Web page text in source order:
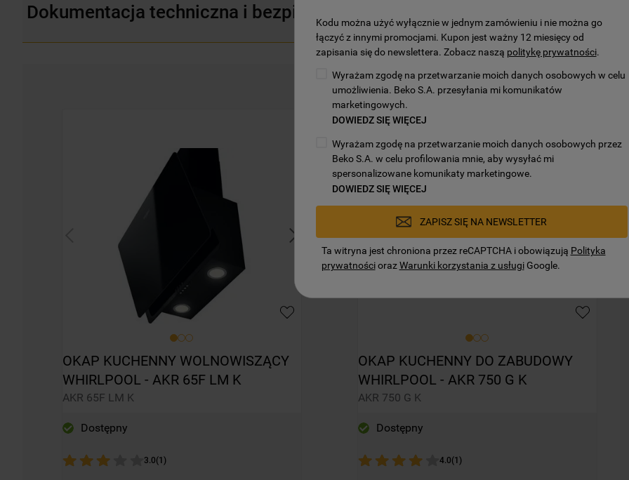
Dokumentacja techniczna i bezpieczeństwa
Mogą Cię zainteresować również:
OKAP KUCHENNY WOLNOWISZĄCY
WHIRLPOOL - AKR 65F LM K
AKR 65F LM K
Dostępny
3.0(1)
OKAP KUCHENNY DO ZABUDOWY
WHIRLPOOL - AKR 750 G K
AKR 750 G K
Dostępny
4.0(1)
Kodu można użyć wyłącznie w jednym zamówieniu i nie można go
łączyć z innymi promocjami. Kupon jest ważny 12 miesięcy od
zapisania się do newslettera. Zobacz naszą politykę prywatności.
Wyrażam zgodę na przetwarzanie moich danych osobowych w celu
umożliwienia. Beko S.A. przesyłania mi komunikatów
marketingowych.
DOWIEDZ SIĘ WIĘCEJ
Wyrażam zgodę na przetwarzanie moich danych osobowych przez
Beko S.A. w celu profilowania mnie, aby wysyłać mi
spersonalizowane komunikaty marketingowe.
DOWIEDZ SIĘ WIĘCEJ
ZAPISZ SIĘ NA NEWSLETTER
Ta witryna jest chroniona przez reCAPTCHA i obowiązują Polityka
prywatnościorazWarunki korzystania z usługiGoogle.